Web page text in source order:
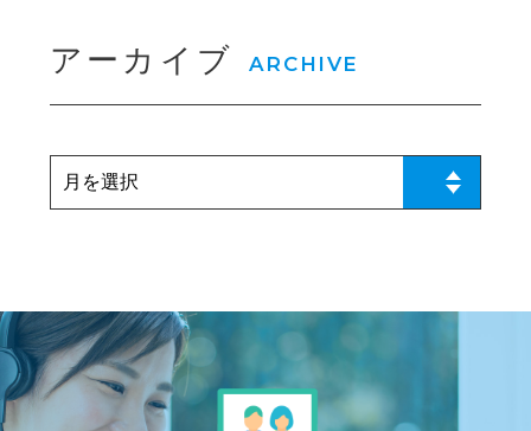
アーカイブ ARCHIVE